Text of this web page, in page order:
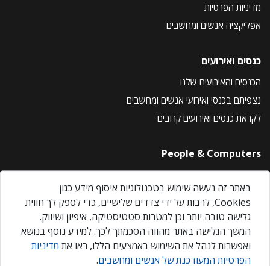
מדיניות הפרטיות
אפליקציה אנשים ומחשבים
כנסים ואירועים
הכנסים והאירועים שלנו
נצפיתם בכנסי ואירועי אנשים ומחשבים
לקראת כנסים ואירועים קרובים
People & Computers
About Us
Privacy Policy
Contact Us
Our Events
באתר זה נעשה שימוש בטכנולוגיות איסוף מידע כגון
Cookies, לרבות על ידי צדדים שלישיים, כדי לספק לך חווית
גלישה טובה יותר וכן למטרות סטטיסטיקה, איפיון ושיווק.
המשך הגלישה באתר מהווה הסכמתך לכך. למידע נוסף בנושא
ואפשרות לנהל את השימוש באמצעים הללו, ראו את מדיניות
הפרטיות המעודכנת של אנשים ומחשבים.